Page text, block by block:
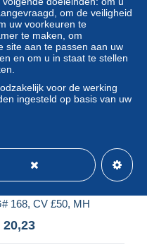
Professioneel handelaar
168, CV £50, MH
20,23
om de veiligheid
uw voorkeuren te
te maken, om
site aan te passen aan uw
en om u in staat te stellen
voor de werking
ingesteld op basis van uw